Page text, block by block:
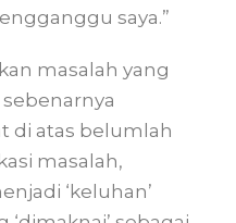
saya.”
masalah yang
di atas belumlah
masalah,
‘keluhan’